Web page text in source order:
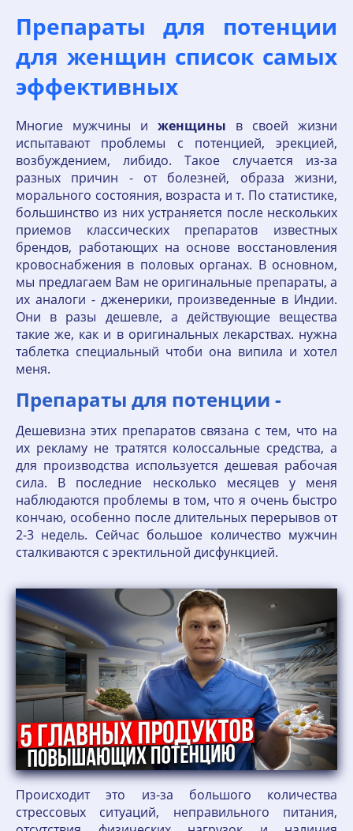
Препараты для потенции
для женщин список самых
эффективных
Многие мужчины и женщины в своей жизни
испытавают проблемы с потенцией, эрекцией,
возбуждением, либидо. Такое случается из-за
разных причин - от болезней, образа жизни,
морального состояния, возраста и т. По статистике,
большинство из них устраняется после нескольких
приемов классических препаратов известных
брендов, работающих на основе восстановления
кровоснабжения в половых органах. В основном,
мы предлагаем Вам не оригинальные препараты, а
их аналоги - дженерики, произведенные в Индии.
Они в разы дешевле, а действующие вещества
такие же, как и в оригинальных лекарствах. нужна
таблетка специальный чтоби она випила и хотел
меня.
Препараты для потенции -
Дешевизна этих препаратов связана с тем, что на
их рекламу не тратятся колоссальные средства, а
для производства используется дешевая рабочая
сила. В последние несколько месяцев у меня
наблюдаются проблемы в том, что я очень быстро
кончаю, особенно после длительных перерывов от
2-3 недель. Сейчас большое количество мужчин
сталкиваются с эректильной дисфункцией.
Происходит это из-за большого количества
стрессовых ситуаций, неправильного питания,